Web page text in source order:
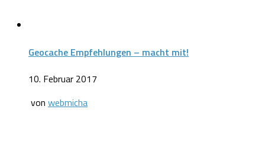
Geocache Empfehlungen – macht mit!
10. Februar 2017
von webmicha